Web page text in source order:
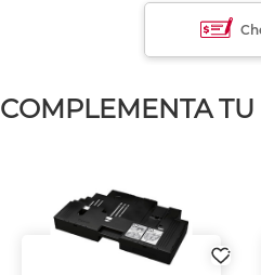
COMPLEMENTA